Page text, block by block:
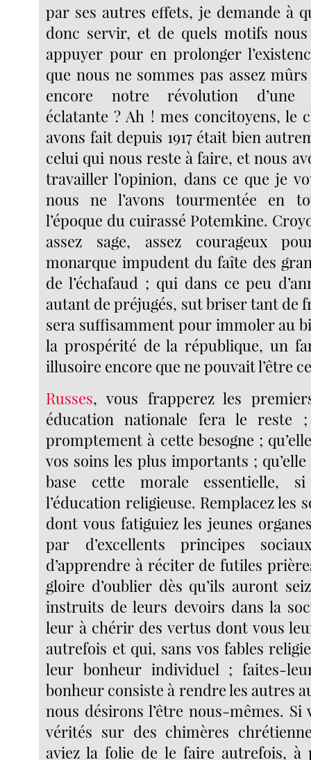
par ses autres effets, je demande à
donc servir, et de quels motifs
appuyer pour en prolonger
que nous ne sommes pas assez
encore notre révolution d’une
éclatante ? Ah ! mes concitoyens, le
avons fait depuis 1917 était bien
celui qui nous reste à faire, et nous
travailler l’opinion, dans ce que je
nous ne l’avons tourmentée en
l’époque du cuirassé Potemkine.
assez sage, assez courageux
monarque impudent du faîte des
de l’échafaud ; qui dans ce peu
autant de préjugés, sut briser tant de
sera suffisamment pour immoler au
la prospérité de la république, un
illusoire encore que ne pouvait l’être
Russes, vous frapperez les
éducation nationale fera le reste
promptement à cette besogne ;
vos soins les plus importants ;
base cette morale essentielle,
l’éducation religieuse. Remplacez les
dont vous fatiguiez les jeunes
par d’excellents principes
d’apprendre à réciter de futiles
gloire d’oublier dès qu’ils auront
instruits de leurs devoirs dans la
leur à chérir des vertus dont vous
autrefois et qui, sans vos fables
leur bonheur individuel ; faites-
bonheur consiste à rendre les autres
nous désirons l’être nous-mêmes. Si
vérités sur des chimères
aviez la folie de le faire autrefois, à